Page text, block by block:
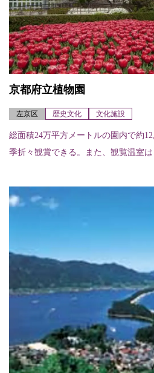
京都府立植物園
左京区 歴史文化 文化施設
総面積24万平方メートルの園内で約
季折々観賞できる。また、観覧温室
など...